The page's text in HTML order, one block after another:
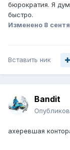
бюрократия. Я
быстро.
Изменено 8
Вставить ник
Bandit
ахеревшая